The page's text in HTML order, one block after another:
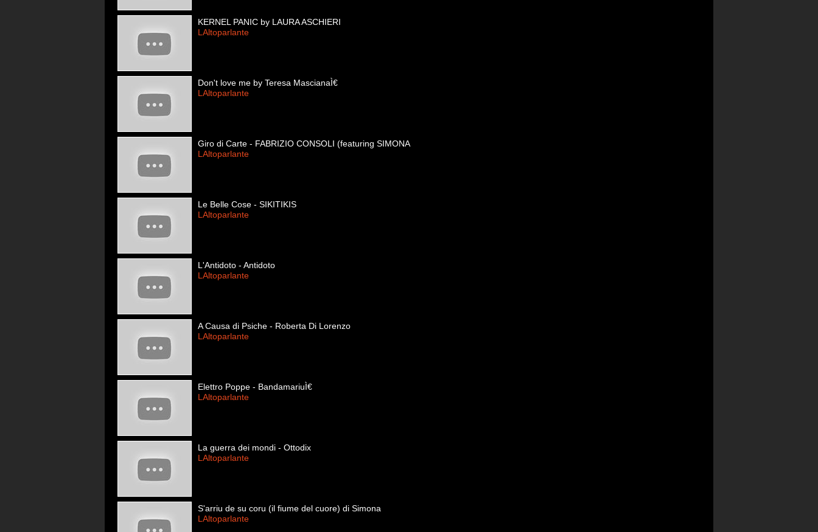
KERNEL PANIC by LAURA ASCHIERI
LAltoparlante
Don't love me by Teresa MascianaÌ€
LAltoparlante
Giro di Carte - FABRIZIO CONSOLI (featuring SIMONA
LAltoparlante
Le Belle Cose - SIKITIKIS
LAltoparlante
L'Antidoto - Antidoto
LAltoparlante
A Causa di Psiche - Roberta Di Lorenzo
LAltoparlante
Elettro Poppe - BandamariuÌ€
LAltoparlante
La guerra dei mondi - Ottodix
LAltoparlante
S'arriu de su coru (il fiume del cuore) di Simona
LAltoparlante